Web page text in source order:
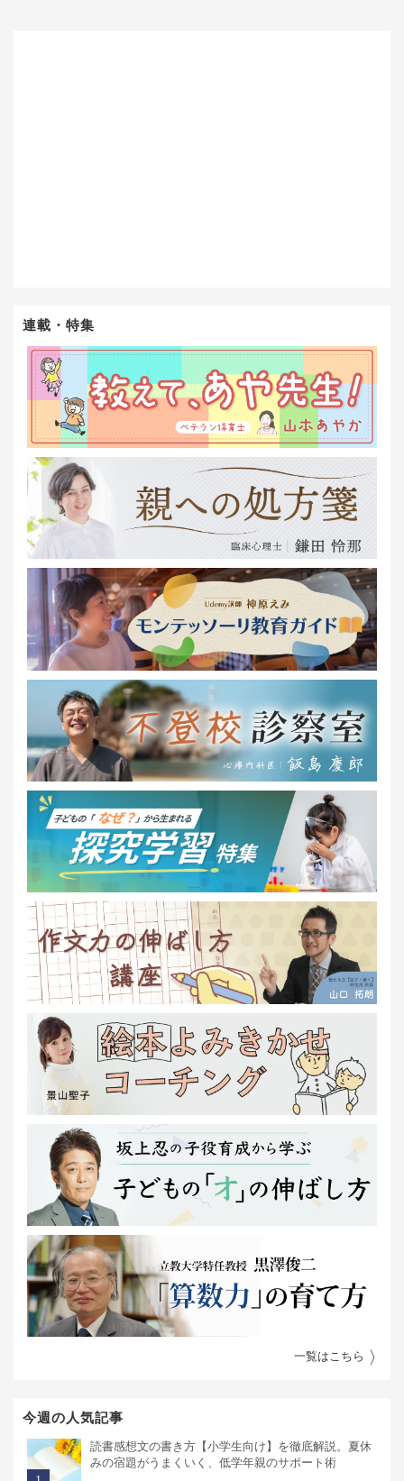
連載・特集
一覧はこちら
今週の人気記事
読書感想文の書き方【小学生向け】を徹底解説。夏休
みの宿題がうまくいく、低学年親のサポート術